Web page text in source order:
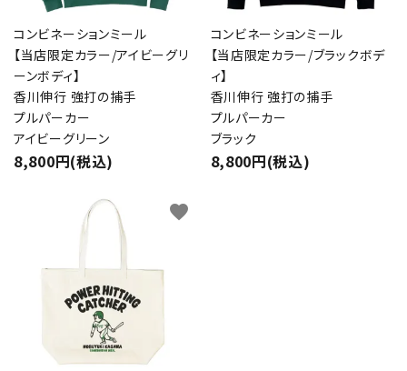
コンビネーションミール
【当店限定カラー/アイビーグリ
ーンボディ】
香川伸行 強打の捕手
プルパーカー
アイビーグリーン
8,800円(税込)
コンビネーションミール
【当店限定カラー/ブラックボデ
ィ】
香川伸行 強打の捕手
プルパーカー
ブラック
8,800円(税込)
favorite